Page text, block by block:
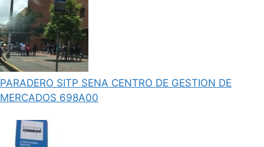
PARADERO SITP SENA CENTRO DE GESTION DE
MERCADOS 698A00